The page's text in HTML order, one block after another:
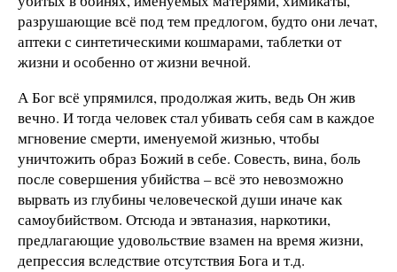
разрушающие всё под тем предлогом, будто они лечат,
аптеки с синтетическими кошмарами, таблетки от
жизни и особенно от жизни вечной.
А Бог всё упрямился, продолжая жить, ведь Он жив
вечно. И тогда человек стал убивать себя сам в каждое
мгновение смерти, именуемой жизнью, чтобы
уничтожить образ Божий в себе. Совесть, вина, боль
после совершения убийства – всё это невозможно
вырвать из глубины человеческой души иначе как
самоубийством. Отсюда и эвтаназия, наркотики,
предлагающие удовольствие взамен на время жизни,
депрессия вследствие отсутствия Бога и т.д.